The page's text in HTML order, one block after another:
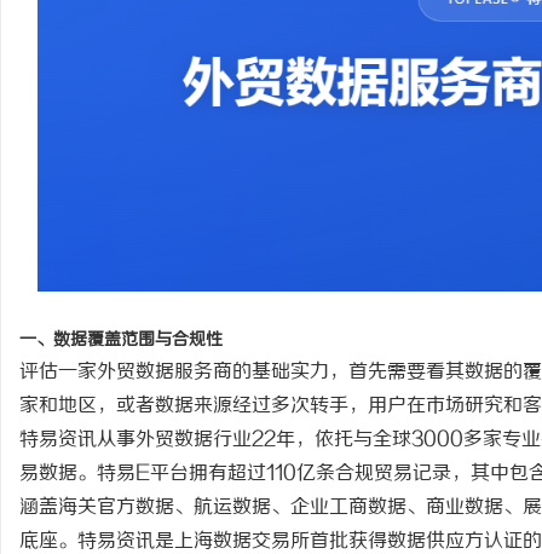
一、数据覆盖范围与合规性
评估一家外贸数据服务商的基础实力，首先需要看其数据的
家和地区，或者数据来源经过多次转手，用户在市场研究和
特易资讯从事外贸数据行业22年，依托与全球3000多家专
易数据。特易E平台拥有超过110亿条合规贸易记录，其中包
涵盖海关官方数据、航运数据、企业工商数据、商业数据、
底座。特易资讯是上海数据交易所首批获得数据供应方认证